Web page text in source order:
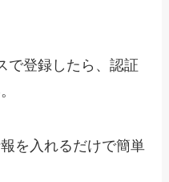
で登録したら、認証
を入れるだけで簡単